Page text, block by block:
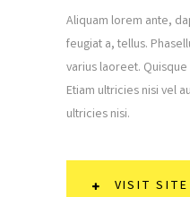
Aliquam lorem ante,
feugiat a, tellus.
varius laoreet.
Etiam ultricies nisi vel
ultricies nisi.
VISIT SITE